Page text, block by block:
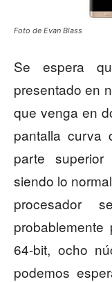
Foto de Evan Blass
Se espera
presentado en
que venga en
pantalla curva
parte
siendo lo
procesador
64-bit, ocho
podemos